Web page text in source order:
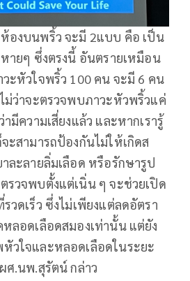
องบนพริ้ว จะมี 2แบบ คือ เป็น
ายๆ ซึ่งตรงนี้ อันตรายเหมือน
ะหัวใจพริ้ว 100 คน จะมี 6 คน
ม่ว่าจะตรวจพบภาวะหัวพริ้วแค่
มีความเสี่ยงแล้ว และหากเรารู้
ะสามารถป้องกันไม่ให้เกิดส
ละลายลิ่มเลือด หรือรักษารูป
รวจพบตั้งแต่เนิ่น ๆ จะช่วยเปิด
วดเร็ว ซึ่งไม่เพียงแต่ลดอัตรา
หลอดเลือดสมองเท่านั้น แต่ยัง
วใจและหลอดเลือดในระยะ
ศ.นพ.สุรัตน์ กล่าว